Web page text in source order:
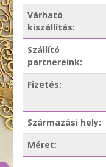
Várható
kiszállítás:
Szállító
partnereink:
Fizetés:
Származási hely:
Méret: